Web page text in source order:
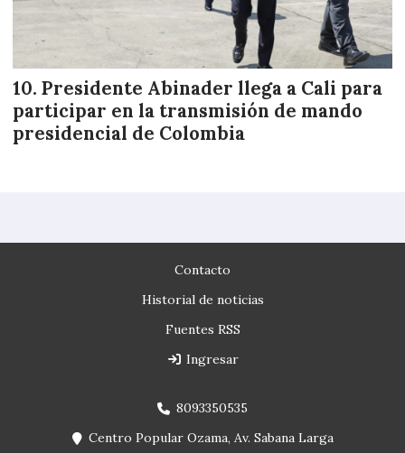
Presidente Abinader llega a Cali para
participar en la transmisión de mando
presidencial de Colombia
Contacto
Historial de noticias
Fuentes RSS
Ingresar
8093350535
Centro Popular Ozama, Av. Sabana Larga